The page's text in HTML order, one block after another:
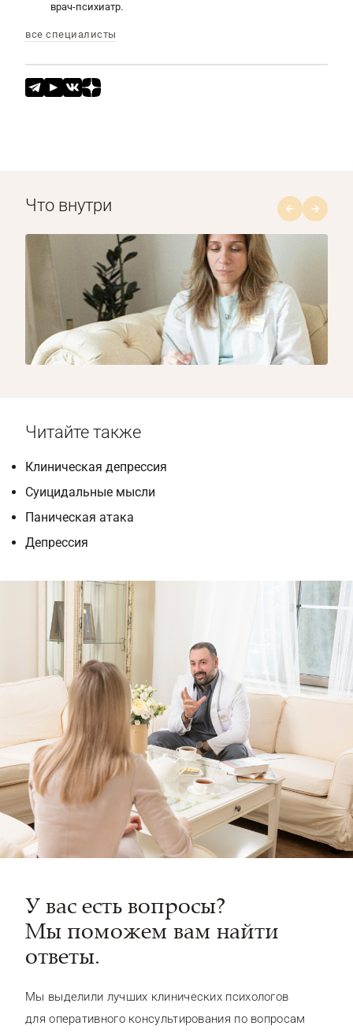
врач-психиатр.
все специалисты
Что внутри
1/8
Читайте также
Клиническая депрессия
Суицидальные мысли
Паническая атака
Депрессия
У вас есть вопросы?
Мы поможем вам найти
ответы.
Мы выделили лучших клинических психологов
для оперативного консультирования по вопросам